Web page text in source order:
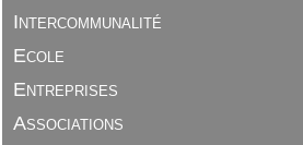
Intercommunalité
Ecole
Entreprises
Associations